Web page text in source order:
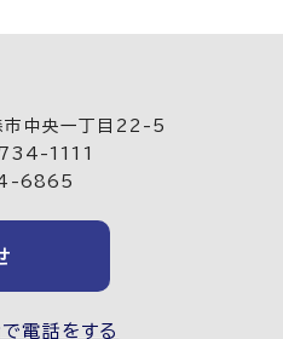
中央一丁目22-5
734-1111
6865
電話をする